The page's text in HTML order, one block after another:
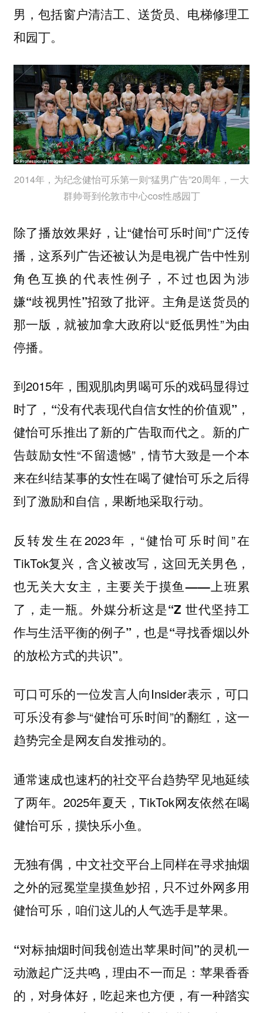
男 ，包括窗户清洁工、送货员、电梯修理工
和园丁。
2014年，为纪念健怡可乐第一则“猛男广告”20周年，一大
群帅哥到伦敦市中心cos性感园丁
除了播放效果好，让“健怡可乐时间”广泛传
播，这系列广告还被认为是电视广告中性别
角色互换的代表性例子，不过也因为涉
嫌“歧视男性”招致了批评。 主角是送货员的
那一版，就被加拿大政府以“贬低男性”为由
停播。
到2015年，围观肌肉男喝可乐的戏码显得过
时了， “没有代表现代自信女性的价值观” ，
健怡可乐推出了新的广告取而代之。新的广
告鼓励女性“不留遗憾”，情节大致是一个本
来在纠结某事的女性在喝了健怡可乐之后得
到了激励和自信，果断地采取行动。
反转发生在2023年，“健怡可乐时间”在
TikTok复兴，含义被改写，这回无关男色，
也无关大女主， 主要关于摸鱼——上班累
了，走一瓶。 外媒分析这是“Z 世代坚持工
作与生活平衡的例子” ，也是“寻找香烟以外
的放松方式的共识”。
可口可乐的一位发言人向Insider表示，可口
可乐没有参与“健怡可乐时间”的翻红，这一
趋势完全是网友自发推动的。
通常速成也速朽的社交平台趋势罕见地延续
了两年。2025年夏天，TikTok网友依然在喝
健怡可乐，摸快乐小鱼。
无独有偶， 中文社交平台上同样在寻求抽烟
之外的冠冕堂皇摸鱼妙招 ，只不过外网多用
健怡可乐，咱们这儿的人气选手是苹果。
“对标抽烟时间我创造出苹果时间”的灵机一
动激起广泛共鸣，理由不一而足：苹果香香
的，对身体好，吃起来也方便，有一种踏实